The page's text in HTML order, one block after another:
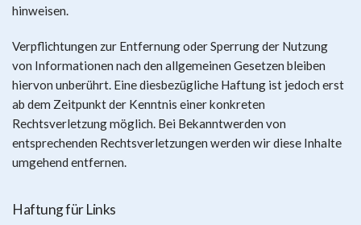
hinweisen.
Verpflichtungen zur Entfernung oder Sperrung der Nutzung
von Informationen nach den allgemeinen Gesetzen bleiben
hiervon unberührt. Eine diesbezügliche Haftung ist jedoch erst
ab dem Zeitpunkt der Kenntnis einer konkreten
Rechtsverletzung möglich. Bei Bekanntwerden von
entsprechenden Rechtsverletzungen werden wir diese Inhalte
umgehend entfernen.
Haftung für Links